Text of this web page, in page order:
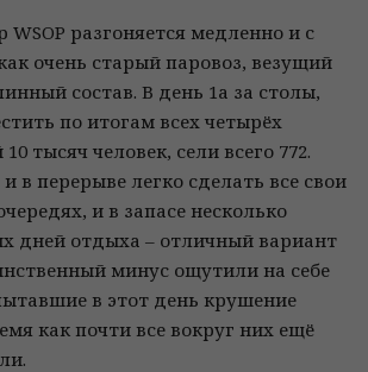
разгоняется медленно и с
очень старый паровоз, везущий
состав. В день 1а за столы,
по итогам всех четырёх
тысяч человек, сели всего 772.
в перерыве легко сделать все свои
и в запасе несколько
дней отдыха – отличный вариант
минус ощутили на себе
в этот день крушение
как почти все вокруг них ещё